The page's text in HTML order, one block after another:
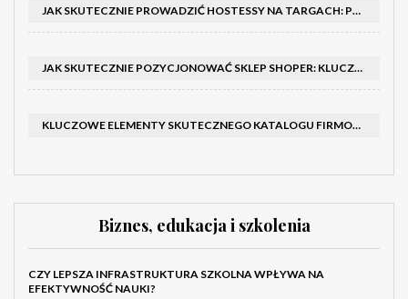
JAK SKUTECZNIE PROWADZIĆ HOSTESSY NA TARGACH: PORADNIK I SZKOLENIA
JAK SKUTECZNIE POZYCJONOWAĆ SKLEP SHOPER: KLUCZOWE KROKI I STRATEGIE
KLUCZOWE ELEMENTY SKUTECZNEGO KATALOGU FIRMOWEGO I BROSZURY
Biznes, edukacja i szkolenia
CZY LEPSZA INFRASTRUKTURA SZKOLNA WPŁYWA NA
EFEKTYWNOŚĆ NAUKI?